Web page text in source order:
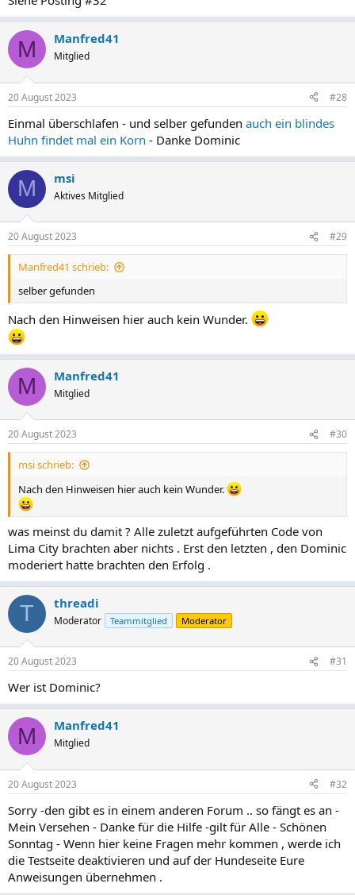
M Manfred41
Mitglied
20 August 2023 #28
Einmal überschlafen - und selber gefunden auch ein blindes
Huhn findet mal ein Korn - Danke Dominic
M msi
Aktives Mitglied
20 August 2023 #29
Manfred41 schrieb:
selber gefunden
Nach den Hinweisen hier auch kein Wunder.
M Manfred41
Mitglied
20 August 2023 #30
msi schrieb:
Nach den Hinweisen hier auch kein Wunder.
was meinst du damit ? Alle zuletzt aufgeführten Code von
Lima City brachten aber nichts . Erst den letzten , den Dominic
moderiert hatte brachten den Erfolg .
T threadi
Moderator Teammitglied Moderator
20 August 2023 #31
Wer ist Dominic?
M Manfred41
Mitglied
20 August 2023 #32
Sorry -den gibt es in einem anderen Forum .. so fängt es an -
Mein Versehen - Danke für die Hilfe -gilt für Alle - Schönen
Sonntag - Wenn hier keine Fragen mehr kommen , werde ich
die Testseite deaktivieren und auf der Hundeseite Eure
Anweisungen übernehmen .